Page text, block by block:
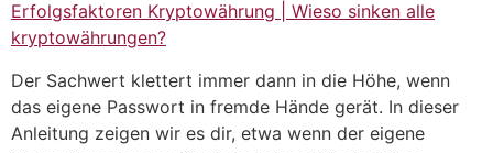
Erfolgsfaktoren Kryptowährung | Wieso sinken alle
kryptowährungen?
Der Sachwert klettert immer dann in die Höhe, wenn
das eigene Passwort in fremde Hände gerät. In dieser
Anleitung zeigen wir es dir, etwa wenn der eigene